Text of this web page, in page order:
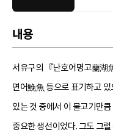
내용
서유구의 『난호어명고蘭湖
면어鮸魚 등으로 표기하고
있는 것 중에서 이 물고기만
중요한 생선이었다. 그도 그